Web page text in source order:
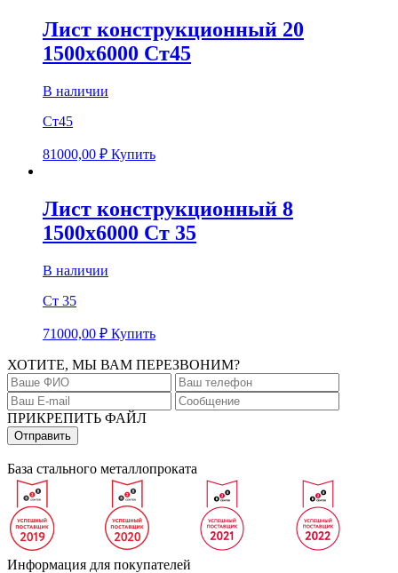
Лист конструкционный 20
1500х6000 Ст45
В наличии
Ст45
81000,00 ₽ Купить
Лист конструкционный 8
1500х6000 Ст 35
В наличии
Ст 35
71000,00 ₽ Купить
ХОТИТЕ, МЫ ВАМ ПЕРЕЗВОНИМ?
ПРИКРЕПИТЬ ФАЙЛ
База стального металлопроката
Информация для покупателей